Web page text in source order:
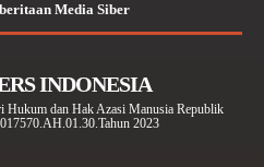
Media Siber
INDONESIA
Hukum dan Hak Azasi Manusia Republik
2023